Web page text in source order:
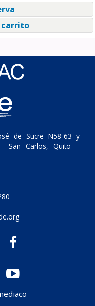
de Sucre N58-63 y
San Carlos, Quito –